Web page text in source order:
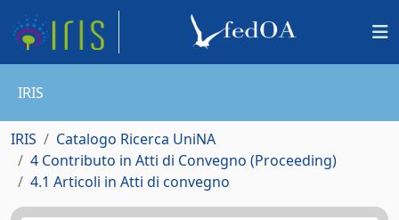
IRIS
IRIS
Catalogo Ricerca UniNA
4 Contributo in Atti di Convegno (Proceeding)
4.1 Articoli in Atti di convegno